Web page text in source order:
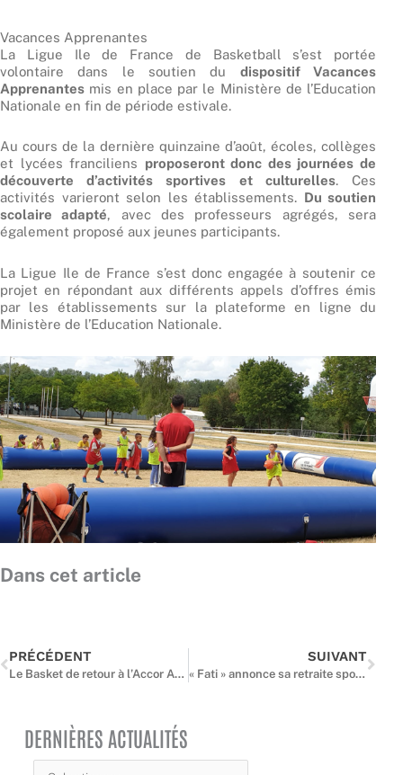
Vacances Apprenantes
La Ligue Ile de France de Basketball s’est portée
volontaire dans le soutien du dispositif Vacances
Apprenantes mis en place par le Ministère de l’Education
Nationale en fin de période estivale.
Au cours de la dernière quinzaine d’août, écoles, collèges
et lycées franciliens proposeront donc des journées de
découverte d’activités sportives et culturelles. Ces
activités varieront selon les établissements. Du soutien
scolaire adapté, avec des professeurs agrégés, sera
également proposé aux jeunes participants.
La Ligue Ile de France s’est donc engagée à soutenir ce
projet en répondant aux différents appels d’offres émis
par les établissements sur la plateforme en ligne du
Ministère de l’Education Nationale.
Dans cet article
PRÉCÉDENT
Le Basket de retour à l’Accor Arena !
SUIVANT
« Fati » annonce sa retraite sportive
DERNIÈRES ACTUALITÉS